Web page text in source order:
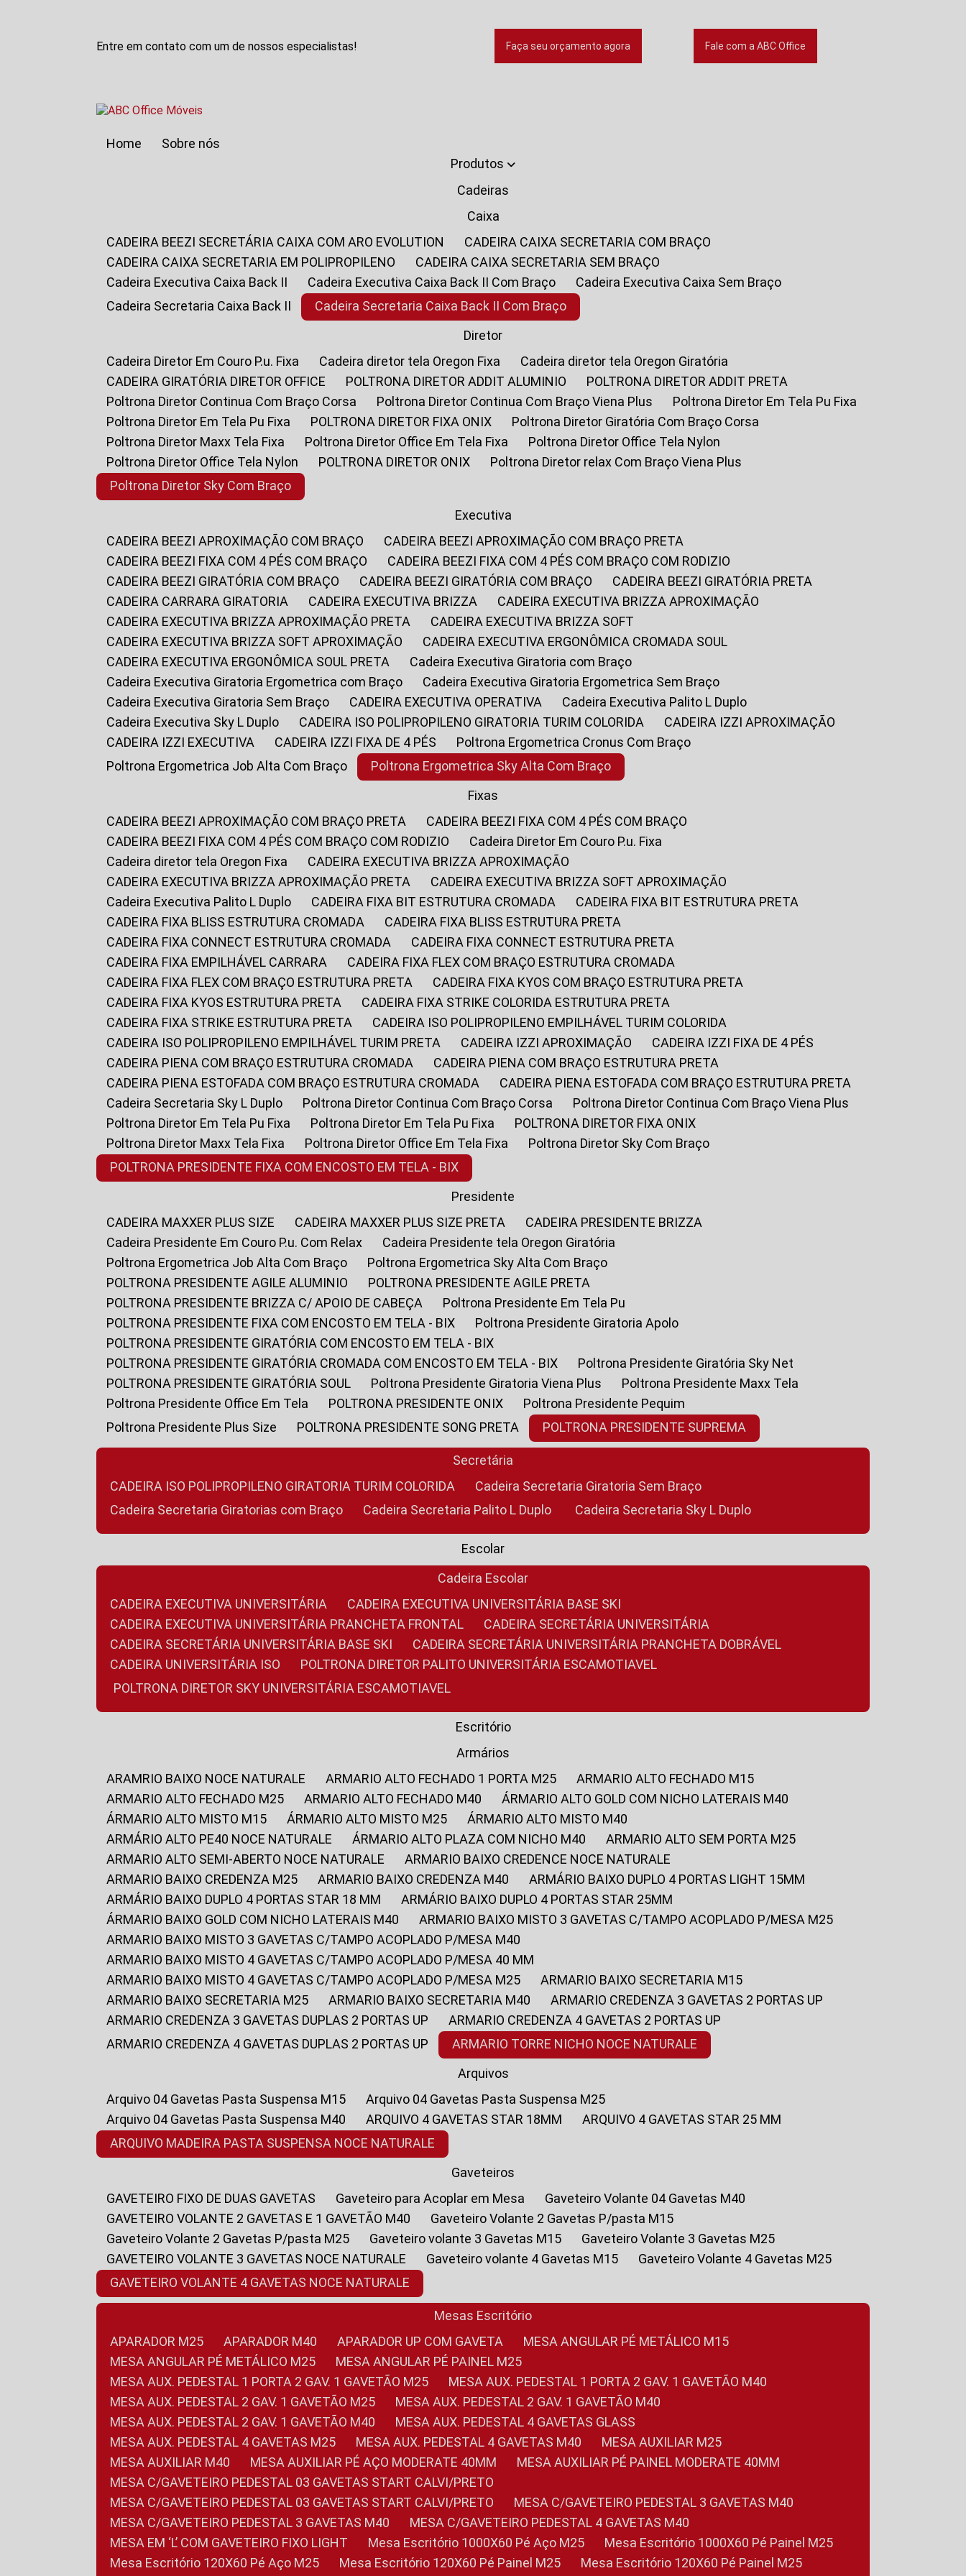
Entre em contato com um de nossos especialistas! Faça seu orçamento agora Fale com a ABC Office
Home
Sobre nós
Produtos
Cadeiras
Caixa
CADEIRA BEEZI SECRETÁRIA CAIXA COM ARO EVOLUTION
CADEIRA CAIXA SECRETARIA COM BRAÇO
CADEIRA CAIXA SECRETARIA EM POLIPROPILENO
CADEIRA CAIXA SECRETARIA SEM BRAÇO
Cadeira Executiva Caixa Back II
Cadeira Executiva Caixa Back II Com Braço
Cadeira Executiva Caixa Sem Braço
Cadeira Secretaria Caixa Back II
Cadeira Secretaria Caixa Back II Com Braço
Diretor
Cadeira Diretor Em Couro P.u. Fixa
Cadeira diretor tela Oregon Fixa
Cadeira diretor tela Oregon Giratória
CADEIRA GIRATÓRIA DIRETOR OFFICE
POLTRONA DIRETOR ADDIT ALUMINIO
POLTRONA DIRETOR ADDIT PRETA
Poltrona Diretor Continua Com Braço Corsa
Poltrona Diretor Continua Com Braço Viena Plus
Poltrona Diretor Em Tela Pu Fixa
Poltrona Diretor Em Tela Pu Fixa
POLTRONA DIRETOR FIXA ONIX
Poltrona Diretor Giratória Com Braço Corsa
Poltrona Diretor Maxx Tela Fixa
Poltrona Diretor Office Em Tela Fixa
Poltrona Diretor Office Tela Nylon
Poltrona Diretor Office Tela Nylon
POLTRONA DIRETOR ONIX
Poltrona Diretor relax Com Braço Viena Plus
Poltrona Diretor Sky Com Braço
Executiva
CADEIRA BEEZI APROXIMAÇÃO COM BRAÇO
CADEIRA BEEZI APROXIMAÇÃO COM BRAÇO PRETA
CADEIRA BEEZI FIXA COM 4 PÉS COM BRAÇO
CADEIRA BEEZI FIXA COM 4 PÉS COM BRAÇO COM RODIZIO
CADEIRA BEEZI GIRATÓRIA COM BRAÇO
CADEIRA BEEZI GIRATÓRIA COM BRAÇO
CADEIRA BEEZI GIRATÓRIA PRETA
CADEIRA CARRARA GIRATORIA
CADEIRA EXECUTIVA BRIZZA
CADEIRA EXECUTIVA BRIZZA APROXIMAÇÃO
CADEIRA EXECUTIVA BRIZZA APROXIMAÇÃO PRETA
CADEIRA EXECUTIVA BRIZZA SOFT
CADEIRA EXECUTIVA BRIZZA SOFT APROXIMAÇÃO
CADEIRA EXECUTIVA ERGONÔMICA CROMADA SOUL
CADEIRA EXECUTIVA ERGONÔMICA SOUL PRETA
Cadeira Executiva Giratoria com Braço
Cadeira Executiva Giratoria Ergometrica com Braço
Cadeira Executiva Giratoria Ergometrica Sem Braço
Cadeira Executiva Giratoria Sem Braço
CADEIRA EXECUTIVA OPERATIVA
Cadeira Executiva Palito L Duplo
Cadeira Executiva Sky L Duplo
CADEIRA ISO POLIPROPILENO GIRATORIA TURIM COLORIDA
CADEIRA IZZI APROXIMAÇÃO
CADEIRA IZZI EXECUTIVA
CADEIRA IZZI FIXA DE 4 PÉS
Poltrona Ergometrica Cronus Com Braço
Poltrona Ergometrica Job Alta Com Braço
Poltrona Ergometrica Sky Alta Com Braço
Fixas
CADEIRA BEEZI APROXIMAÇÃO COM BRAÇO PRETA
CADEIRA BEEZI FIXA COM 4 PÉS COM BRAÇO
CADEIRA BEEZI FIXA COM 4 PÉS COM BRAÇO COM RODIZIO
Cadeira Diretor Em Couro P.u. Fixa
Cadeira diretor tela Oregon Fixa
CADEIRA EXECUTIVA BRIZZA APROXIMAÇÃO
CADEIRA EXECUTIVA BRIZZA APROXIMAÇÃO PRETA
CADEIRA EXECUTIVA BRIZZA SOFT APROXIMAÇÃO
Cadeira Executiva Palito L Duplo
CADEIRA FIXA BIT ESTRUTURA CROMADA
CADEIRA FIXA BIT ESTRUTURA PRETA
CADEIRA FIXA BLISS ESTRUTURA CROMADA
CADEIRA FIXA BLISS ESTRUTURA PRETA
CADEIRA FIXA CONNECT ESTRUTURA CROMADA
CADEIRA FIXA CONNECT ESTRUTURA PRETA
CADEIRA FIXA EMPILHÁVEL CARRARA
CADEIRA FIXA FLEX COM BRAÇO ESTRUTURA CROMADA
CADEIRA FIXA FLEX COM BRAÇO ESTRUTURA PRETA
CADEIRA FIXA KYOS COM BRAÇO ESTRUTURA PRETA
CADEIRA FIXA KYOS ESTRUTURA PRETA
CADEIRA FIXA STRIKE COLORIDA ESTRUTURA PRETA
CADEIRA FIXA STRIKE ESTRUTURA PRETA
CADEIRA ISO POLIPROPILENO EMPILHÁVEL TURIM COLORIDA
CADEIRA ISO POLIPROPILENO EMPILHÁVEL TURIM PRETA
CADEIRA IZZI APROXIMAÇÃO
CADEIRA IZZI FIXA DE 4 PÉS
CADEIRA PIENA COM BRAÇO ESTRUTURA CROMADA
CADEIRA PIENA COM BRAÇO ESTRUTURA PRETA
CADEIRA PIENA ESTOFADA COM BRAÇO ESTRUTURA CROMADA
CADEIRA PIENA ESTOFADA COM BRAÇO ESTRUTURA PRETA
Cadeira Secretaria Sky L Duplo
Poltrona Diretor Continua Com Braço Corsa
Poltrona Diretor Continua Com Braço Viena Plus
Poltrona Diretor Em Tela Pu Fixa
Poltrona Diretor Em Tela Pu Fixa
POLTRONA DIRETOR FIXA ONIX
Poltrona Diretor Maxx Tela Fixa
Poltrona Diretor Office Em Tela Fixa
Poltrona Diretor Sky Com Braço
POLTRONA PRESIDENTE FIXA COM ENCOSTO EM TELA - BIX
Presidente
CADEIRA MAXXER PLUS SIZE
CADEIRA MAXXER PLUS SIZE PRETA
CADEIRA PRESIDENTE BRIZZA
Cadeira Presidente Em Couro P.u. Com Relax
Cadeira Presidente tela Oregon Giratória
Poltrona Ergometrica Job Alta Com Braço
Poltrona Ergometrica Sky Alta Com Braço
POLTRONA PRESIDENTE AGILE ALUMINIO
POLTRONA PRESIDENTE AGILE PRETA
POLTRONA PRESIDENTE BRIZZA C/ APOIO DE CABEÇA
Poltrona Presidente Em Tela Pu
POLTRONA PRESIDENTE FIXA COM ENCOSTO EM TELA - BIX
Poltrona Presidente Giratoria Apolo
POLTRONA PRESIDENTE GIRATÓRIA COM ENCOSTO EM TELA - BIX
POLTRONA PRESIDENTE GIRATÓRIA CROMADA COM ENCOSTO EM TELA - BIX
Poltrona Presidente Giratória Sky Net
POLTRONA PRESIDENTE GIRATÓRIA SOUL
Poltrona Presidente Giratoria Viena Plus
Poltrona Presidente Maxx Tela
Poltrona Presidente Office Em Tela
POLTRONA PRESIDENTE ONIX
Poltrona Presidente Pequim
Poltrona Presidente Plus Size
POLTRONA PRESIDENTE SONG PRETA POLTRONA PRESIDENTE SUPREMA
Secretária
CADEIRA ISO POLIPROPILENO GIRATORIA TURIM COLORIDA
Cadeira Secretaria Giratoria Sem Braço
Cadeira Secretaria Giratorias com Braço
Cadeira Secretaria Palito L Duplo Cadeira Secretaria Sky L Duplo
Escolar
Cadeira Escolar
CADEIRA EXECUTIVA UNIVERSITÁRIA
CADEIRA EXECUTIVA UNIVERSITÁRIA BASE SKI
CADEIRA EXECUTIVA UNIVERSITÁRIA PRANCHETA FRONTAL
CADEIRA SECRETÁRIA UNIVERSITÁRIA
CADEIRA SECRETÁRIA UNIVERSITÁRIA BASE SKI
CADEIRA SECRETÁRIA UNIVERSITÁRIA PRANCHETA DOBRÁVEL
CADEIRA UNIVERSITÁRIA ISO
POLTRONA DIRETOR PALITO UNIVERSITÁRIA ESCAMOTIAVEL
POLTRONA DIRETOR SKY UNIVERSITÁRIA ESCAMOTIAVEL
Escritório
Armários
ARAMRIO BAIXO NOCE NATURALE
ARMARIO ALTO FECHADO 1 PORTA M25
ARMARIO ALTO FECHADO M15
ARMARIO ALTO FECHADO M25
ARMARIO ALTO FECHADO M40
ÁRMARIO ALTO GOLD COM NICHO LATERAIS M40
ÁRMARIO ALTO MISTO M15
ÁRMARIO ALTO MISTO M25
ÁRMARIO ALTO MISTO M40
ARMÁRIO ALTO PE40 NOCE NATURALE
ÁRMARIO ALTO PLAZA COM NICHO M40
ARMARIO ALTO SEM PORTA M25
ARMARIO ALTO SEMI-ABERTO NOCE NATURALE
ARMARIO BAIXO CREDENCE NOCE NATURALE
ARMARIO BAIXO CREDENZA M25
ARMARIO BAIXO CREDENZA M40
ARMÁRIO BAIXO DUPLO 4 PORTAS LIGHT 15MM
ARMÁRIO BAIXO DUPLO 4 PORTAS STAR 18 MM
ARMÁRIO BAIXO DUPLO 4 PORTAS STAR 25MM
ÁRMARIO BAIXO GOLD COM NICHO LATERAIS M40
ARMARIO BAIXO MISTO 3 GAVETAS C/TAMPO ACOPLADO P/MESA M25
ARMARIO BAIXO MISTO 3 GAVETAS C/TAMPO ACOPLADO P/MESA M40
ARMARIO BAIXO MISTO 4 GAVETAS C/TAMPO ACOPLADO P/MESA 40 MM
ARMARIO BAIXO MISTO 4 GAVETAS C/TAMPO ACOPLADO P/MESA M25
ARMARIO BAIXO SECRETARIA M15
ARMARIO BAIXO SECRETARIA M25
ARMARIO BAIXO SECRETARIA M40
ARMARIO CREDENZA 3 GAVETAS 2 PORTAS UP
ARMARIO CREDENZA 3 GAVETAS DUPLAS 2 PORTAS UP
ARMARIO CREDENZA 4 GAVETAS 2 PORTAS UP
ARMARIO CREDENZA 4 GAVETAS DUPLAS 2 PORTAS UP
ARMARIO TORRE NICHO NOCE NATURALE
Arquivos
Arquivo 04 Gavetas Pasta Suspensa M15
Arquivo 04 Gavetas Pasta Suspensa M25
Arquivo 04 Gavetas Pasta Suspensa M40
ARQUIVO 4 GAVETAS STAR 18MM
ARQUIVO 4 GAVETAS STAR 25 MM
ARQUIVO MADEIRA PASTA SUSPENSA NOCE NATURALE
Gaveteiros
GAVETEIRO FIXO DE DUAS GAVETAS
Gaveteiro para Acoplar em Mesa
Gaveteiro Volante 04 Gavetas M40
GAVETEIRO VOLANTE 2 GAVETAS E 1 GAVETÃO M40
Gaveteiro Volante 2 Gavetas P/pasta M15
Gaveteiro Volante 2 Gavetas P/pasta M25
Gaveteiro volante 3 Gavetas M15
Gaveteiro Volante 3 Gavetas M25
GAVETEIRO VOLANTE 3 GAVETAS NOCE NATURALE
Gaveteiro volante 4 Gavetas M15
Gaveteiro Volante 4 Gavetas M25
GAVETEIRO VOLANTE 4 GAVETAS NOCE NATURALE
Mesas Escritório
APARADOR M25
APARADOR M40 APARADOR UP COM GAVETA
MESA ANGULAR PÉ METÁLICO M15
MESA ANGULAR PÉ METÁLICO M25
MESA ANGULAR PÉ PAINEL M25
MESA AUX. PEDESTAL 1 PORTA 2 GAV. 1 GAVETÃO M25
MESA AUX. PEDESTAL 1 PORTA 2 GAV. 1 GAVETÃO M40
MESA AUX. PEDESTAL 2 GAV. 1 GAVETÃO M25
MESA AUX. PEDESTAL 2 GAV. 1 GAVETÃO M40
MESA AUX. PEDESTAL 2 GAV. 1 GAVETÃO M40
MESA AUX. PEDESTAL 4 GAVETAS GLASS
MESA AUX. PEDESTAL 4 GAVETAS M25
MESA AUX. PEDESTAL 4 GAVETAS M40
MESA AUXILIAR M25
MESA AUXILIAR M40
MESA AUXILIAR PÉ AÇO MODERATE 40MM
MESA AUXILIAR PÉ PAINEL MODERATE 40MM
MESA C/GAVETEIRO PEDESTAL 03 GAVETAS START CALVI/PRETO
MESA C/GAVETEIRO PEDESTAL 03 GAVETAS START CALVI/PRETO
MESA C/GAVETEIRO PEDESTAL 3 GAVETAS M40
MESA C/GAVETEIRO PEDESTAL 3 GAVETAS M40
MESA C/GAVETEIRO PEDESTAL 4 GAVETAS M40
MESA EM ‘L’ COM GAVETEIRO FIXO LIGHT
Mesa Escritório 1000X60 Pé Aço M25
Mesa Escritório 1000X60 Pé Painel M25
Mesa Escritório 120X60 Pé Aço M25
Mesa Escritório 120X60 Pé Painel M25
Mesa Escritório 120X60 Pé Painel M25